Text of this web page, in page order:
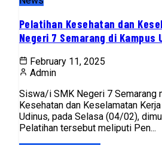
Pelatihan Kesehatan dan
Negeri 7 Semarang di Kampus
February 11, 2025
Admin
Siswa/i SMK Negeri 7 Semarang
Kesehatan dan Keselamatan
Udinus, pada Selasa (04/02),
Pelatihan tersebut meliputi Pen...